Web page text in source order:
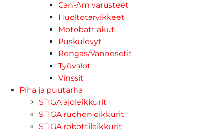
Can-Am varusteet
Huoltotarvikkeet
Motobatt akut
Puskulevyt
Rengas/Vannesetit
Työvalot
Vinssit
Piha ja puutarha
STIGA ajoleikkurit
STIGA ruohonleikkurit
STIGA robottileikkurit